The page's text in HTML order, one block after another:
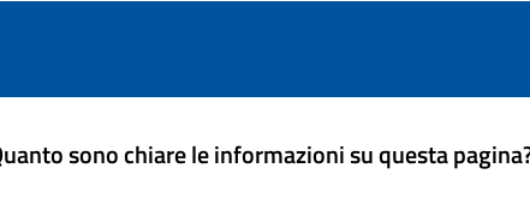
sono chiare le informazioni su questa